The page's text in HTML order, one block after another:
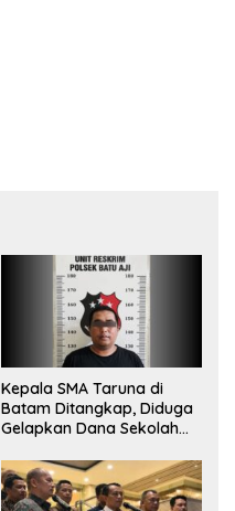
Kepala SMA Taruna di
Batam Ditangkap, Diduga
Gelapkan Dana Sekolah